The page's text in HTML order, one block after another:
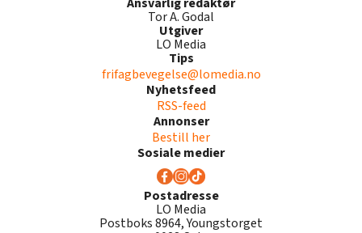
Tor A. Godal
Utgiver
LO Media
Tips
frifagbevegelse@lomedia.no
Nyhetsfeed
RSS-feed
Annonser
Bestill her
Sosiale medier
Postadresse
LO Media
Postboks 8964, Youngstorget